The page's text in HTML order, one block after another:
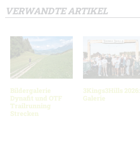
VERWANDTE ARTIKEL
Bildergalerie
Dynafit und OTF
Trailrunning
Strecken
3Kings3Hills 2026:
Galerie